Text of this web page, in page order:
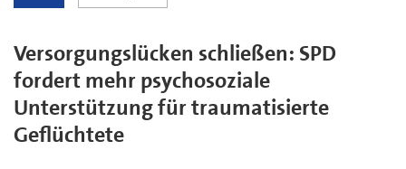
Versorgungslücken schließen: SPD
fordert mehr psychosoziale
Unterstützung für traumatisierte
Geflüchtete